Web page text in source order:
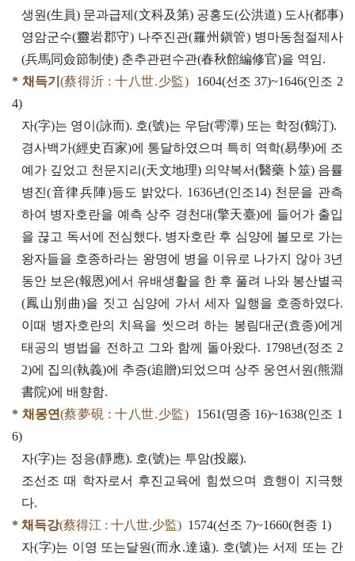
생원(生員) 문과급제(文科及第) 공홍도(公洪道) 도사(都事)
영암군수(靈岩郡守) 나주진관(羅州鎭管) 병마동첨절제사
(兵馬同僉節制使) 춘추관편수관(春秋館編修官)을 역임.
* 채득기 (蔡得沂 : 十八世.少監)
1604(선조 37)~1646(인조 2
4)
자(字)는 영이(詠而). 호(號)는 우담(雩潭) 또는 학정(鶴汀).
경사백가(經史百家)에 통달하였으며 특히 역학(易學)에 조
예가 깊었고 천문지리(天文地理) 의약복서(醫藥卜筮) 음률
병진(音律兵陣)등도 밝았다. 1636년(인조14) 천문을 관측
하여 병자호란을 예측 상주 경천대(擎天臺)에 들어가 출입
을 끊고 독서에 전심했다. 병자호란 후 심양에 볼모로 가는
왕자들을 호종하라는 왕명에 병을 이유로 나가지 않아 3년
동안 보은(報恩)에서 유배생활을 한 후 풀려 나와 봉산별곡
(鳳山別曲)을 짓고 심양에 가서 세자 일행을 호종하였다.
이때 병자호란의 치욕을 씻으려 하는 봉림대군(효종)에게
태공의 병법을 전하고 그와 함께 돌아왔다. 1798년(정조 2
2)에 집의(執義)에 추증(追贈)되었으며 상주 웅연서원(熊淵
書院)에 배향함.
* 채몽연(蔡夢硯 : 十八世.少監) 1561(명종 16)~1638(인조 1
6)
자(字)는 정응(靜應). 호(號)는 투암(投巖).
조선조 때 학자로서 후진교육에 힘썼으며 효행이 지극했
다.
* 채득강(蔡得江 : 十八世.少監) 1574(선조 7)~1660(현종 1)
자(字)는 이영 또는달원(而永.達遠). 호(號)는 서제 또는 간